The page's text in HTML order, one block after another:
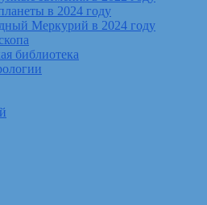
в 2024 году
Меркурий в 2024 году
библиотека